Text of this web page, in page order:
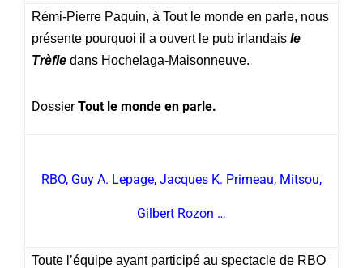
Rémi-Pierre Paquin, à Tout le monde en parle, nous
présente pourquoi il a ouvert le pub irlandais le
Trèfle dans Hochelaga-Maisonneuve.
DossierTout le monde en parle.
RBO, Guy A. Lepage, Jacques K. Primeau, Mitsou,
Gilbert Rozon …
Toute l’équipe ayant participé au spectacle de RBO